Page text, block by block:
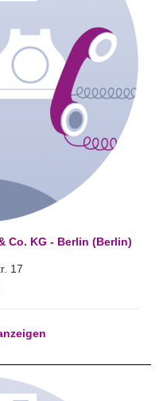
Co. KG - Berlin (Berlin)
17